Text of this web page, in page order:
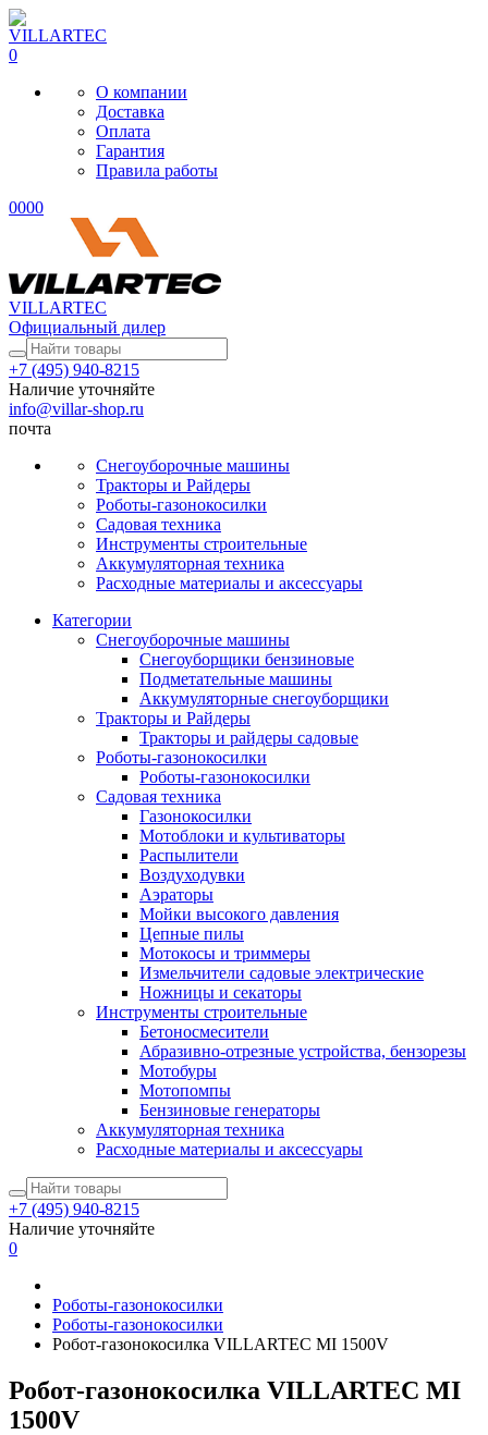
0
О компании
Доставка
Оплата
Гарантия
Правила работы
0000
VILLARTEC
Официальный дилер
+7 (495) 940-8215
Наличие уточняйте
info@villar-shop.ru
почта
Снегоуборочные машины
Тракторы и Райдеры
Роботы-газонокосилки
Садовая техника
Инструменты строительные
Аккумуляторная техника
Расходные материалы и аксессуары
Категории
Снегоуборочные машины
Снегоуборщики бензиновые
Подметательные машины
Аккумуляторные снегоуборщики
Тракторы и Райдеры
Тракторы и райдеры садовые
Роботы-газонокосилки
Роботы-газонокосилки
Садовая техника
Газонокосилки
Мотоблоки и культиваторы
Распылители
Воздуходувки
Аэраторы
Мойки высокого давления
Цепные пилы
Мотокосы и триммеры
Измельчители садовые электрические
Ножницы и секаторы
Инструменты строительные
Бетоносмесители
Абразивно-отрезные устройства, бензорезы
Мотобуры
Мотопомпы
Бензиновые генераторы
Аккумуляторная техника
Расходные материалы и аксессуары
+7 (495) 940-8215
Наличие уточняйте
0
Роботы-газонокосилки
Роботы-газонокосилки
Робот-газонокосилка VILLARTEC MI 1500V
Робот-газонокосилка VILLARTEC MI
1500V